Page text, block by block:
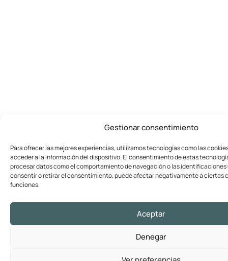
Gestionar consentimiento
Para ofrecer las mejores experiencias, utilizamos tecnologías como las
acceder a la información del dispositivo. El consentimiento de estas
procesar datos como el comportamiento de navegación o las identificaciones
consentir o retirar el consentimiento, puede afectar negativamente a ciertas
funciones.
Aceptar
Denegar